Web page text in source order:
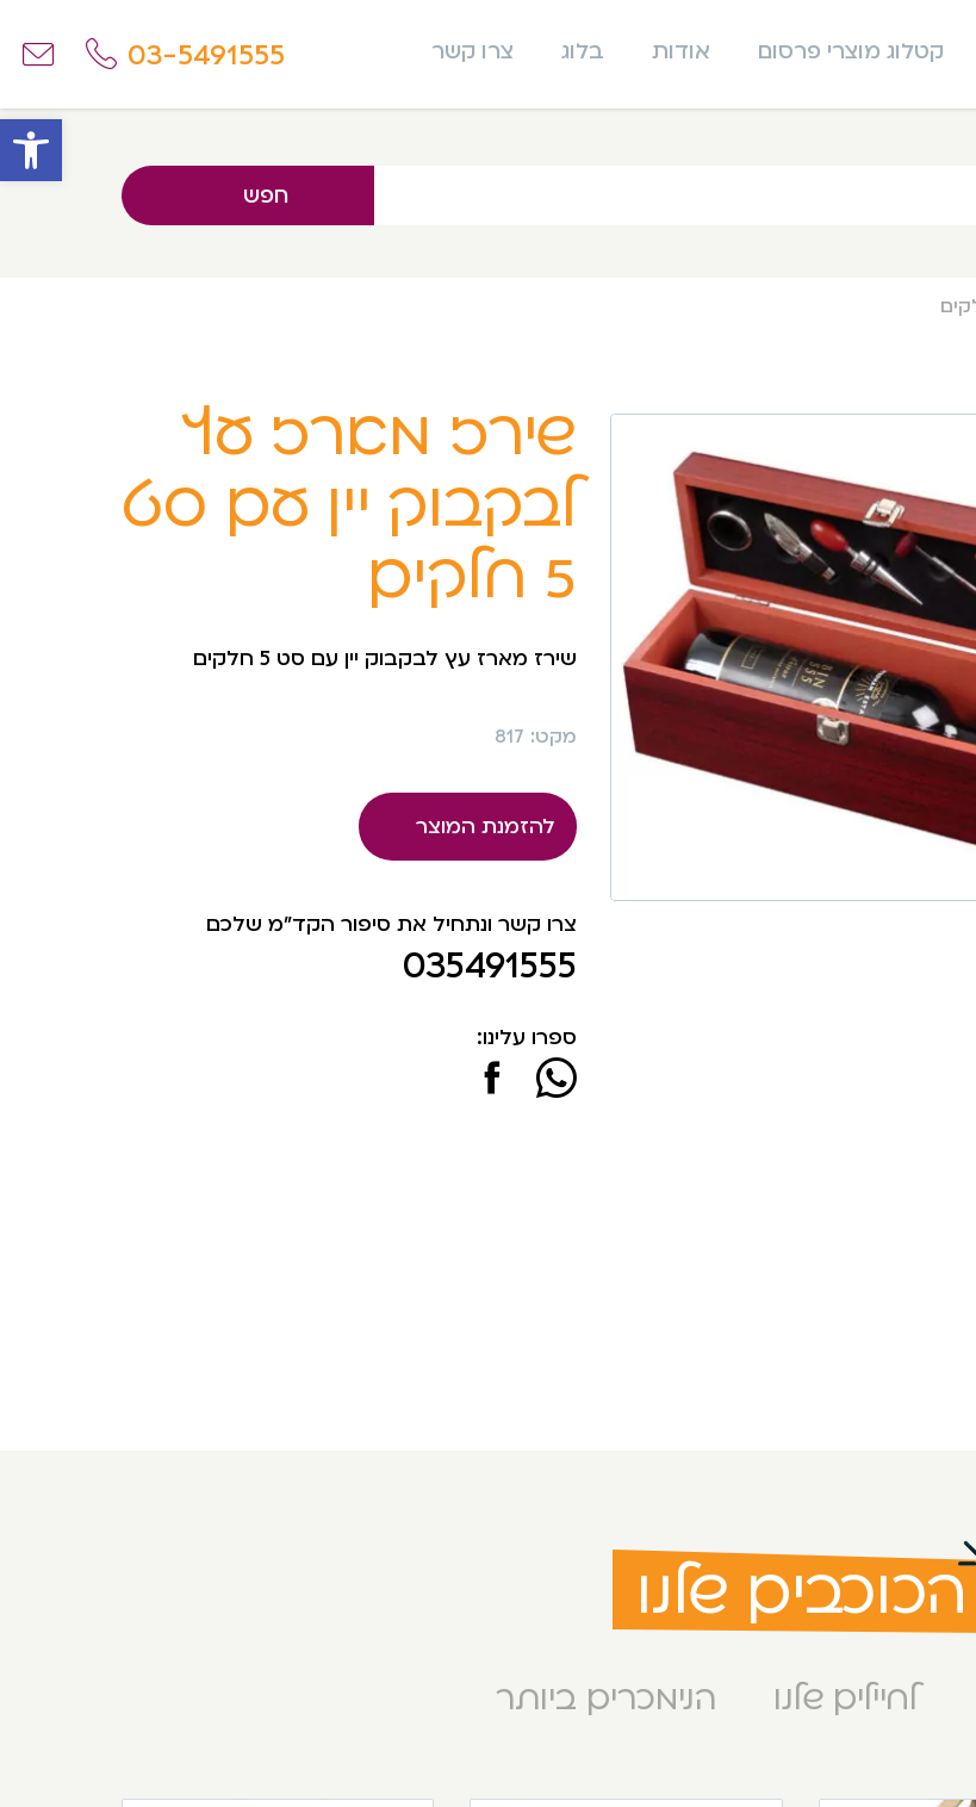
קטלוג מוצרי פרסום אודות בלוג צרו קשר 03-5491555
חפש
שירז מארז עץ
לבקבוק יין עם סט
5 חלקים
שירז מארז עץ לבקבוק יין עם סט 5 חלקים
מקט: 817
להזמנת המוצר
צרו קשר ונתחיל את סיפור הקד"מ שלכם
035491555
ספרו עלינו:
הכוכבים שלנו
לחיילים שלנו הנימכרים ביותר